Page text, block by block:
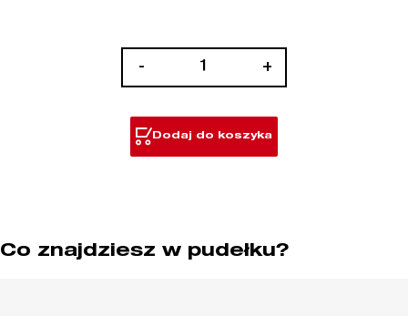
-
mechanizmem
cofającym
+
Dodaj do koszyka
Co znajdziesz w pudełku?